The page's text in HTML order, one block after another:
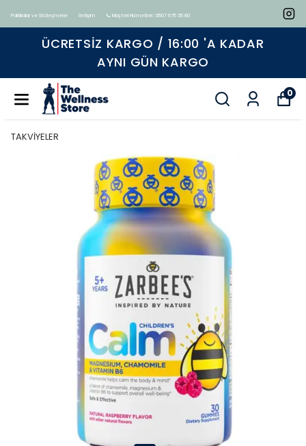
Politikalar ve Sözleşmeler İletişim 📞 Müşteri Hizmetleri : 0507 675 35 80
ÜCRETSIZ KARGO / 16:00 'A KADAR
AYNI GÜN KARGO
0
TAKVİYELER